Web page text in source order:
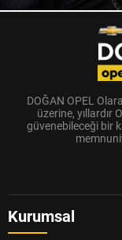
DOĞAN OPEL
üzerine, yıllardır
güvenebileceği bir
Kurumsal